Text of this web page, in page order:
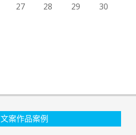
27 28 29
30
文案作品案例